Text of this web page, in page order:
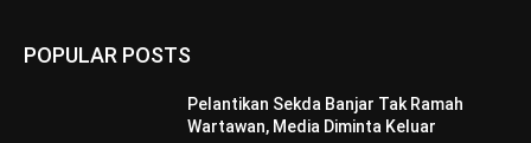
POPULAR POSTS
Pelantikan Sekda Banjar Tak Ramah
Wartawan, Media Diminta Keluar